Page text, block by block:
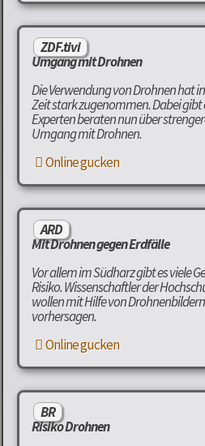
ZDF.tivi
Umgang mit Drohnen
Die Verwendung von Drohnen hat
Zeit stark zugenommen. Dabei gibt
Experten beraten nun über
Umgang mit Drohnen.
Online gucken
ARD
Mit Drohnen gegen Erdfälle
Vor allem im Südharz gibt es viele
Risiko. Wissenschaftler der
wollen mit Hilfe von
vorhersagen.
Online gucken
BR
Risiko Drohnen